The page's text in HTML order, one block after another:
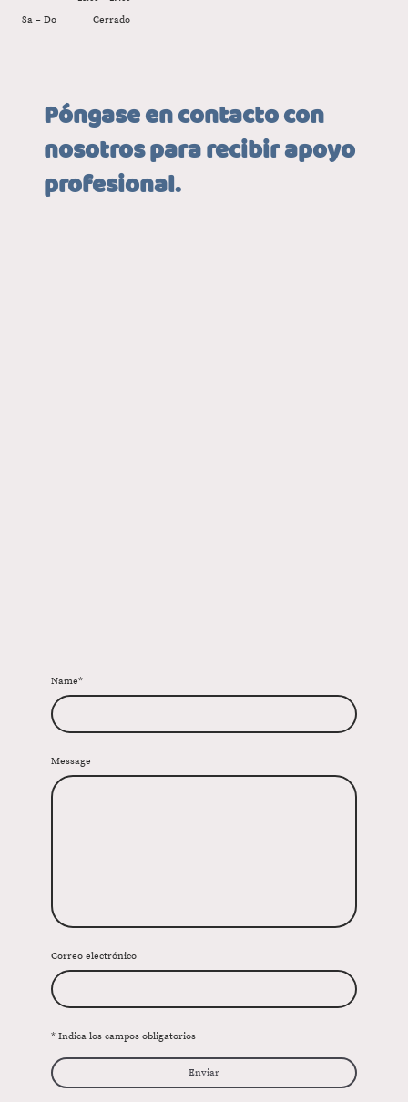
Sa – Do
Cerrado
Póngase en contacto con
nosotros para recibir apoyo
profesional.
Name*
Message
Correo electrónico
* Indica los campos obligatorios
Enviar